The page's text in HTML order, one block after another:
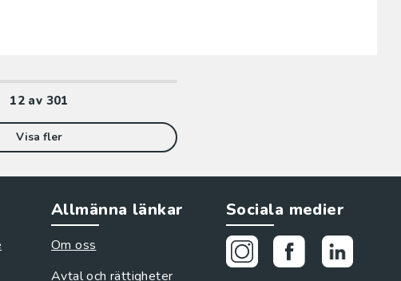
12 av 301
Visa fler
Allmänna länkar
Om oss
Avtal och rättigheter
Sociala medier